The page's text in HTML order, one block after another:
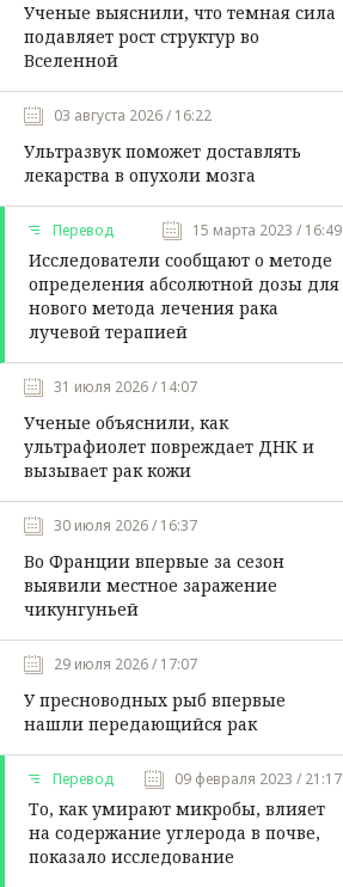
Ученые выяснили, что темная сила
подавляет рост структур во
Вселенной
03 августа 2026 / 16:22
Ультразвук поможет доставлять
лекарства в опухоли мозга
Перевод 15 марта 2023 / 16:49
Исследователи сообщают о методе
определения абсолютной дозы для
нового метода лечения рака
лучевой терапией
31 июля 2026 / 14:07
Ученые объяснили, как
ультрафиолет повреждает ДНК и
вызывает рак кожи
30 июля 2026 / 16:37
Во Франции впервые за сезон
выявили местное заражение
чикунгуньей
29 июля 2026 / 17:07
У пресноводных рыб впервые
нашли передающийся рак
Перевод 09 февраля 2023 / 21:17
То, как умирают микробы, влияет
на содержание углерода в почве,
показало исследование